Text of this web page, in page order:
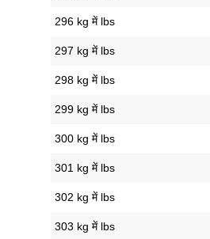
296 kg में lbs
297 kg में lbs
298 kg में lbs
299 kg में lbs
300 kg में lbs
301 kg में lbs
302 kg में lbs
303 kg में lbs